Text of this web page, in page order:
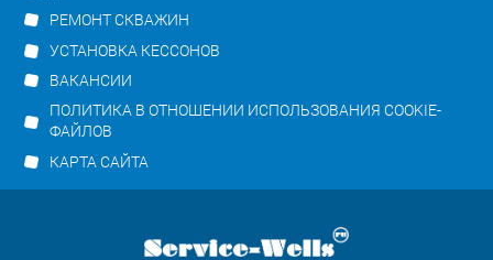
РЕМОНТ СКВАЖИН
УСТАНОВКА КЕССОНОВ
ВАКАНСИИ
ПОЛИТИКА В ОТНОШЕНИИ ИСПОЛЬЗОВАНИЯ COOKIE-
ФАЙЛОВ
КАРТА САЙТА